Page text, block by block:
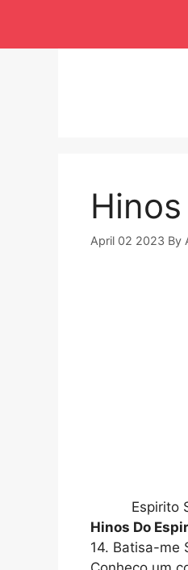
isi
April 02 2023 By
Espirito
Hinos Do
14. Batisa-me